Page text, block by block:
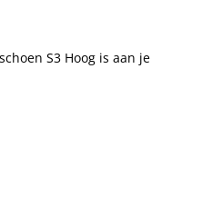
S3 Hoog is aan je